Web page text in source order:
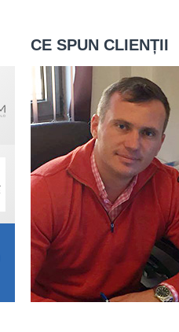
CE SPUN CLIENȚII